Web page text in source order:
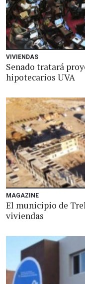
VIVIENDAS
Senado tratará
hipotecarios UVA
MAGAZINE
El municipio de
viviendas